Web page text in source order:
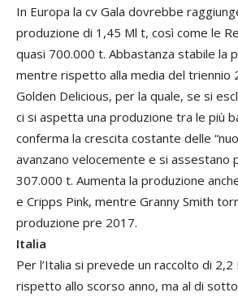
In Europa la cv Gala dovrebbe
produzione di 1,45 Ml t, così come le
quasi 700.000 t. Abbastanza stabile la
mentre rispetto alla media del triennio
Golden Delicious, per la quale, se si
ci si aspetta una produzione tra le più
conferma la crescita costante delle
avanzano velocemente e si assestano
307.000 t. Aumenta la produzione
e Cripps Pink, mentre Granny Smith
produzione pre 2017.
Italia
Per l’Italia si prevede un raccolto di
rispetto allo scorso anno, ma al di